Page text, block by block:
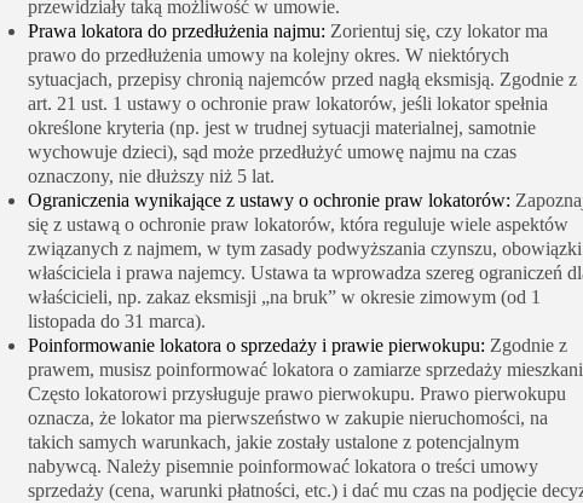
przewidziały taką możliwość w umowie.
Prawa lokatora do przedłużenia najmu: Zorientuj się, czy lokator ma
prawo do przedłużenia umowy na kolejny okres. W niektórych
sytuacjach, przepisy chronią najemców przed nagłą eksmisją. Zgodnie z
art. 21 ust. 1 ustawy o ochronie praw lokatorów, jeśli lokator spełnia
określone kryteria (np. jest w trudnej sytuacji materialnej, samotnie
wychowuje dzieci), sąd może przedłużyć umowę najmu na czas
oznaczony, nie dłuższy niż 5 lat.
Ograniczenia wynikające z ustawy o ochronie praw lokatorów:
się z ustawą o ochronie praw lokatorów, która reguluje wiele aspektów
związanych z najmem, w tym zasady podwyższania czynszu, obowiązki
właściciela i prawa najemcy. Ustawa ta wprowadza szereg ograniczeń
właścicieli, np. zakaz eksmisji „na bruk” w okresie zimowym (od 1
listopada do 31 marca).
Poinformowanie lokatora o sprzedaży i prawie pierwokupu: Zgodnie z
prawem, musisz poinformować lokatora o zamiarze sprzedaży
Często lokatorowi przysługuje prawo pierwokupu. Prawo pierwokupu
oznacza, że lokator ma pierwszeństwo w zakupie nieruchomości, na
takich samych warunkach, jakie zostały ustalone z potencjalnym
nabywcą. Należy pisemnie poinformować lokatora o treści umowy
sprzedaży (cena, warunki płatności, etc.) i dać mu czas na podjęcie